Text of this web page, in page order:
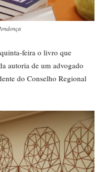
feira o livro que
autoria de um advogado
do Conselho Regional